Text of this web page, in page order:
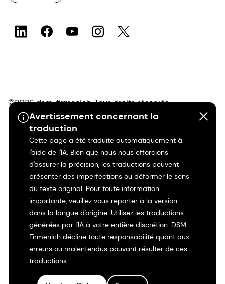
Avertissement concernant la
traduction
Cette page a été traduite automatiquement à
l'aide de l'IA. Bien que nous nous efforcions
d'assurer la précision, les traductions peuvent
présenter des imperfections ou déformer le sens
du texte original. Pour toute information
importante, veuillez vous reporter à la version
dans la langue d'origine. Utilisez les traductions
générées par l'IA à votre entière discrétion. DSM-
Firmenich décline toute responsabilité quant aux
erreurs ou malentendus pouvant résulter de ces
traductions.
©2026 dsm-firmenich. Tous droits réservés.
Avis de confidentialité
Conditions d'utilisation
Conditions d'utilisation
Transparence en Californie
Déclaration d'accessibilité
Informations juridiques